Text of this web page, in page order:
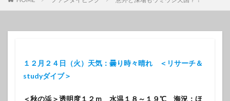
１２月２４日（火）天気：曇り時々晴れ ＜リサーチ＆
studyダイブ＞
＜秋の浜＞透明度１２ｍ 水温１８～１９℃ 海況：ほ